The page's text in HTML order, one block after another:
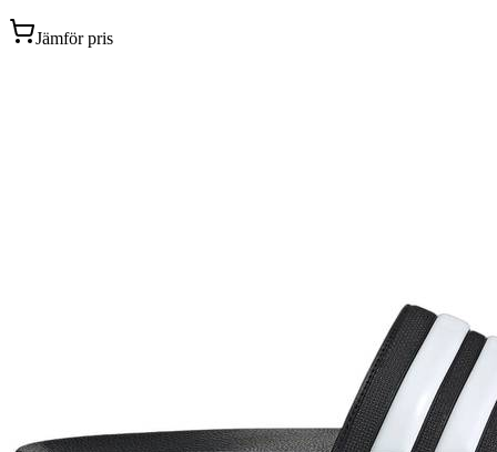
Jämför pris